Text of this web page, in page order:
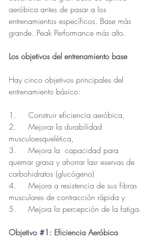
aeróbica antes de pasar a los
entrenamientos específicos. Base más
grande. Peak Performance más alto.
Los objetivos del entrenamiento base
Hay cinco objetivos principales del
entrenamiento básico:
1.     Construir eficiencia aeróbica,
2.     Mejorar la durabilidad
musculoesquelética,
3.     Mejora la  capacidad para
quemar grasa y ahorrar lasr eservas de
carbohidratos (glucógeno)
4.     Mejora a resistencia de sus fibras
musculares de contracción rápida y
5.     Mejora la percepción de la fatiga.
Objetivo #1 : Eficiencia Aeróbica